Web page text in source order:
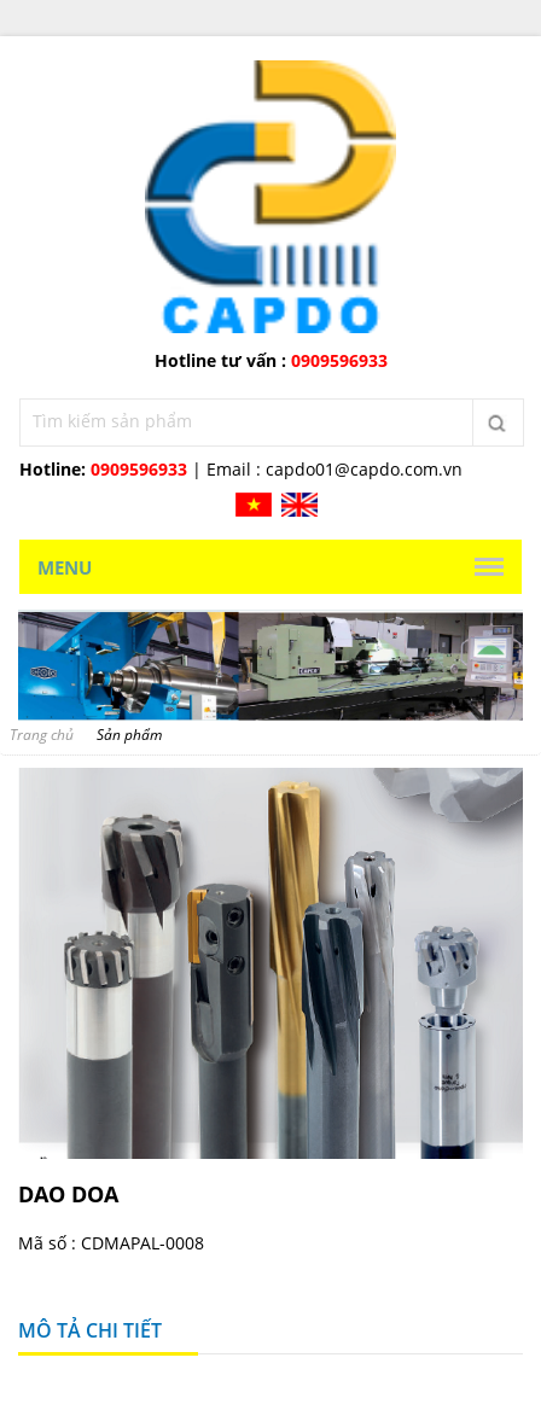
Hotline tư vấn : 0909596933
Hotline: 0909596933 | Email : capdo01@capdo.com.vn
MENU
Trang chủ Sản phẩm
DAO DOA
Mã số : CDMAPAL-0008
MÔ TẢ CHI TIẾT